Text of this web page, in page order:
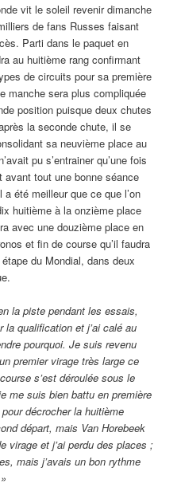
vit le soleil revenir dimanche
de fans Russes faisant
Parti dans le paquet en
au huitième rang confirmant
de circuits pour sa première
manche sera plus compliquée
position puisque deux chutes
la seconde chute, il se
sa neuvième place au
pu s’entrainer qu’une fois
tout une bonne séance
été meilleur que ce que l’on
huitième à la onzième place
avec une douzième place en
et fin de course qu’il faudra
du Mondial, dans deux
la piste pendant les essais,
qualification et j’ai calé au
pourquoi. Je suis revenu
premier virage très large ce
s’est déroulée sous le
me suis bien battu en première
décrocher la huitième
départ, mais Van Horebeek
virage et j’ai perdu des places ;
mais j’avais un bon rythme